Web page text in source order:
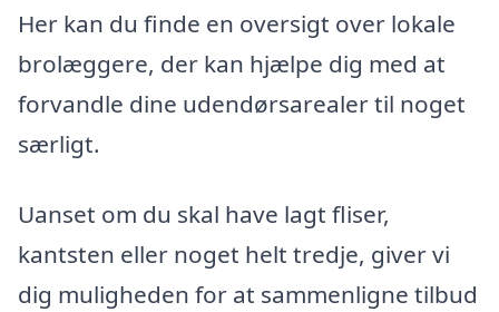
Her kan du finde en oversigt over lokale
brolæggere, der kan hjælpe dig med at
forvandle dine udendørsarealer til noget
særligt.
Uanset om du skal have lagt fliser,
kantsten eller noget helt tredje, giver vi
dig muligheden for at sammenligne tilbud